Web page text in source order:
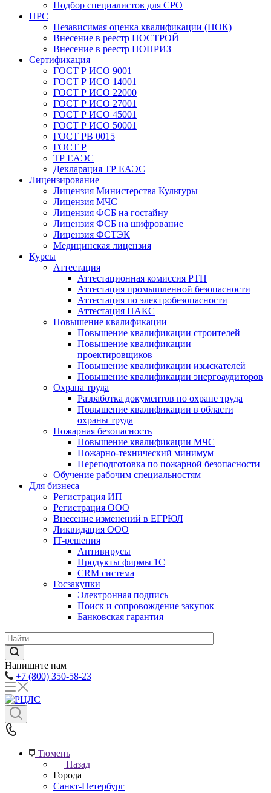
Подбор специалистов для СРО
НРС
Независимая оценка квалификации (НОК)
Внесение в реестр НОСТРОЙ
Внесение в реестр НОПРИЗ
Сертификация
ГОСТ Р ИСО 9001
ГОСТ Р ИСО 14001
ГОСТ Р ИСО 22000
ГОСТ Р ИСО 27001
ГОСТ Р ИСО 45001
ГОСТ Р ИСО 50001
ГОСТ РВ 0015
ГОСТ Р
ТР ЕАЭС
Декларация ТР ЕАЭС
Лицензирование
Лицензия Министерства Культуры
Лицензия МЧС
Лицензия ФСБ на гостайну
Лицензия ФСБ на шифрование
Лицензия ФСТЭК
Медицинская лицензия
Курсы
Аттестация
Аттестационная комиссия РТН
Аттестация промышленной безопасности
Аттестация по электробезопасности
Аттестация НАКС
Повышение квалификации
Повышение квалификации строителей
Повышение квалификации
проектировщиков
Повышение квалификации изыскателей
Повышение квалификации энергоаудиторов
Охрана труда
Разработка документов по охране труда
Повышение квалификации в области
охраны труда
Пожарная безопасность
Повышение квалификации МЧС
Пожарно-технический минимум
Переподготовка по пожарной безопасности
Обучение рабочим специальностям
Для бизнеса
Регистрация ИП
Регистрация ООО
Внесение изменений в ЕГРЮЛ
Ликвидация ООО
IT-решения
Антивирусы
Продукты фирмы 1C
CRM система
Госзакупки
Электронная подпись
Поиск и сопровождение закупок
Банковская гарантия
Напишите нам
+7 (800) 350-58-23
Тюмень
Назад
Города
Санкт-Петербург